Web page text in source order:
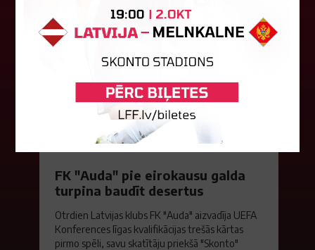
FK "Auda" pie eirokausu galda
turpina baudīt desertus
Otrdien Latvijas klubs FK "Auda" aizvadīja UEFA
Konferences līgas kvalifikācijas trešās kārtas
pirmo spēli, savu skatītāju priekšā "Skonto"